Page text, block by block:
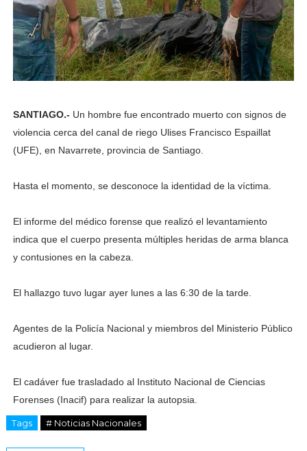
SANTIAGO.- Un hombre fue encontrado muerto con signos de
violencia cerca del canal de riego Ulises Francisco Espaillat
(UFE), en Navarrete, provincia de Santiago.
Hasta el momento, se desconoce la identidad de la víctima.
El informe del médico forense que realizó el levantamiento
indica que el cuerpo presenta múltiples heridas de arma blanca
y contusiones en la cabeza.
El hallazgo tuvo lugar ayer lunes a las 6:30 de la tarde.
Agentes de la Policía Nacional y miembros del Ministerio Público
acudieron al lugar.
El cadáver fue trasladado al Instituto Nacional de Ciencias
Forenses (Inacif) para realizar la autopsia.
Tags # Noticias Nacionales